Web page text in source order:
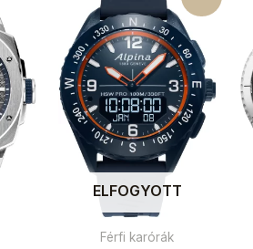
ELFOGYOTT
Férfi karórák